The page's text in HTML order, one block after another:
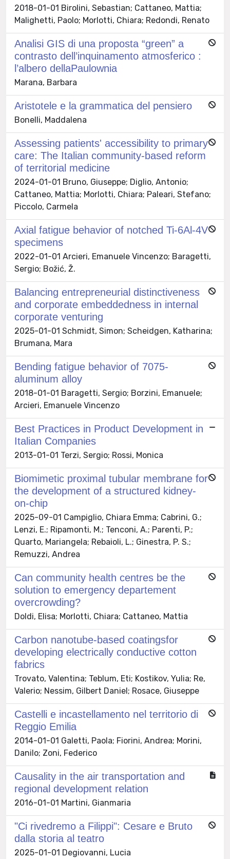
2018-01-01 Birolini, Sebastian; Cattaneo, Mattia;
Malighetti, Paolo; Morlotti, Chiara; Redondi, Renato
Analisi GIS di una proposta “green” a
contrasto dell’inquinamento atmosferico :
l’albero dellaPaulownia
Marana, Barbara
Aristotele e la grammatica del pensiero
Bonelli, Maddalena
Assessing patients' accessibility to primary
care: The Italian community-based reform
of territorial medicine
2024-01-01 Bruno, Giuseppe; Diglio, Antonio;
Cattaneo, Mattia; Morlotti, Chiara; Paleari, Stefano;
Piccolo, Carmela
Axial fatigue behavior of notched Ti-6Al-4V
specimens
2022-01-01 Arcieri, Emanuele Vincenzo; Baragetti,
Sergio; Božić, Ž.
Balancing entrepreneurial distinctiveness
and corporate embeddedness in internal
corporate venturing
2025-01-01 Schmidt, Simon; Scheidgen, Katharina;
Brumana, Mara
Bending fatigue behavior of 7075-
aluminum alloy
2018-01-01 Baragetti, Sergio; Borzini, Emanuele;
Arcieri, Emanuele Vincenzo
Best Practices in Product Development in
Italian Companies
2013-01-01 Terzi, Sergio; Rossi, Monica
Biomimetic proximal tubular membrane for
the development of a structured kidney-
on-chip
2025-09-01 Campiglio, Chiara Emma; Cabrini, G.;
Lenzi, E.; Ripamonti, M.; Tenconi, A.; Parenti, P.;
Quarto, Mariangela; Rebaioli, L.; Ginestra, P. S.;
Remuzzi, Andrea
Can community health centres be the
solution to emergency departement
overcrowding?
Doldi, Elisa; Morlotti, Chiara; Cattaneo, Mattia
Carbon nanotube-based coatingsfor
developing electrically conductive cotton
fabrics
Trovato, Valentina; Teblum, Eti; Kostikov, Yulia; Re,
Valerio; Nessim, Gilbert Daniel; Rosace, Giuseppe
Castelli e incastellamento nel territorio di
Reggio Emilia
2014-01-01 Galetti, Paola; Fiorini, Andrea; Morini,
Danilo; Zoni, Federico
Causality in the air transportation and
regional development relation
2016-01-01 Martini, Gianmaria
"Ci rivedremo a Filippi": Cesare e Bruto
dalla storia al teatro
2025-01-01 Degiovanni, Lucia